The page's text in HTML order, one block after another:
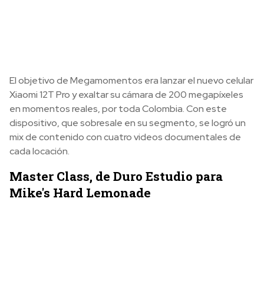
El objetivo de Megamomentos era lanzar el nuevo celular
Xiaomi 12T Pro y exaltar su cámara de 200 megapíxeles
en momentos reales, por toda Colombia. Con este
dispositivo, que sobresale en su segmento, se logró un
mix de contenido con cuatro videos documentales de
cada locación.
Master Class, de Duro Estudio para
Mike's Hard Lemonade